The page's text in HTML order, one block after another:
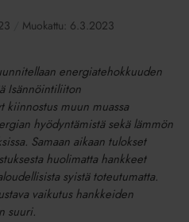
Muokattu: 6.3.2023
energiatehokkuuden
Isännöintiliiton
kiinnostus muun muassa
hyödyntämistä sekä lämmön
Samaan aikaan tulokset
huolimatta hankkeet
syistä toteutumatta.
vaikutus hankkeiden
suuri.